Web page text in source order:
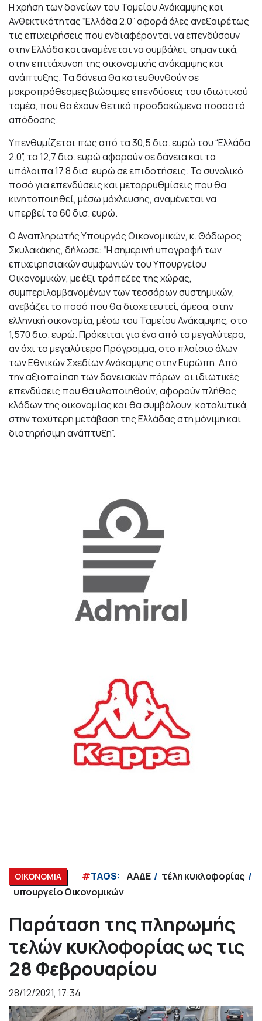
Η χρήση των δανείων του Ταμείου Ανάκαμψης και
Ανθεκτικότητας “Ελλάδα 2.0” αφορά όλες ανεξαιρέτως
τις επιχειρήσεις που ενδιαφέρονται να επενδύσουν
στην Ελλάδα και αναμένεται να συμβάλει, σημαντικά,
στην επιτάχυνση της οικονομικής ανάκαμψης και
ανάπτυξης. Τα δάνεια θα κατευθυνθούν σε
μακροπρόθεσμες βιώσιμες επενδύσεις του ιδιωτικού
τομέα, που θα έχουν θετικό προσδοκώμενο ποσοστό
απόδοσης.
Υπενθυμίζεται πως από τα 30,5 δισ. ευρώ του “Ελλάδα
2.0”, τα 12,7 δισ. ευρώ αφορούν σε δάνεια και τα
υπόλοιπα 17,8 δισ. ευρώ σε επιδοτήσεις. Το συνολικό
ποσό για επενδύσεις και μεταρρυθμίσεις που θα
κινητοποιηθεί, μέσω μόχλευσης, αναμένεται να
υπερβεί τα 60 δισ. ευρώ.
Ο Αναπληρωτής Υπουργός Οικονομικών, κ. Θόδωρος
Σκυλακάκης, δήλωσε: “Η σημερινή υπογραφή των
επιχειρησιακών συμφωνιών του Υπουργείου
Οικονομικών, με έξι τράπεζες της χώρας,
συμπεριλαμβανομένων των τεσσάρων συστημικών,
ανεβάζει το ποσό που θα διοχετευτεί, άμεσα, στην
ελληνική οικονομία, μέσω του Ταμείου Ανάκαμψης, στο
1,570 δισ. ευρώ. Πρόκειται για ένα από τα μεγαλύτερα,
αν όχι το μεγαλύτερο Πρόγραμμα, στο πλαίσιο όλων
των Εθνικών Σχεδίων Ανάκαμψης στην Ευρώπη. Από
την αξιοποίηση των δανειακών πόρων, οι ιδιωτικές
επενδύσεις που θα υλοποιηθούν, αφορούν πλήθος
κλάδων της οικονομίας και θα συμβάλουν, καταλυτικά,
στην ταχύτερη μετάβαση της Ελλάδας στη μόνιμη και
διατηρήσιμη ανάπτυξη”.
ΟΙΚΟΝΟΜΙΑ #TAGS: ΑΑΔΕ
τέλη κυκλοφορίας
υπουργείο Οικονομικών
Παράταση της πληρωμής
τελών κυκλοφορίας ως τις
28 Φεβρουαρίου
28/12/2021, 17:34